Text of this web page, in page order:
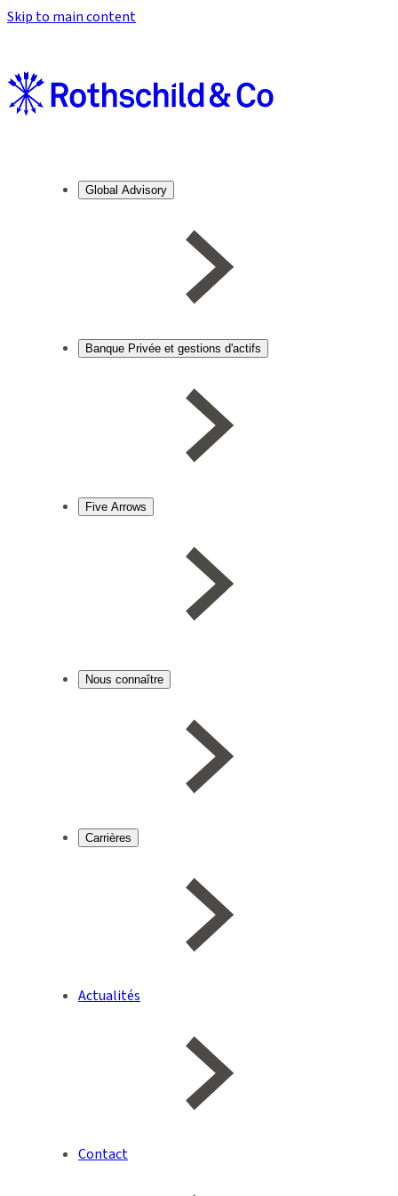
Skip to main content
Global Advisory
Banque Privée et gestions d'actifs
Five Arrows
Nous connaître
Carrières
Actualités
Contact